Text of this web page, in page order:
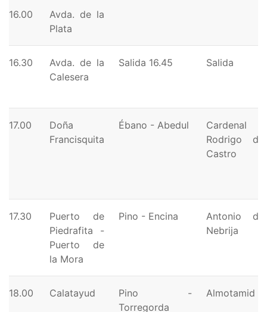
16.00
Avda. de la
Plata
16.30
Avda. de la
Calesera
Salida 16.45 Salida
17.00
Doña
Francisquita
Ébano - Abedul
Cardenal
Rodrigo de
Castro
17.30
Puerto de
Piedrafita -
Puerto de
la Mora
Pino - Encina
Antonio de
Nebrija
18.00 Calatayud
Pino -
Torregorda
Almotamid